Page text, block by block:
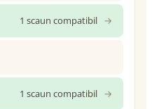
1 scaun compatibil →
1 scaun compatibil →